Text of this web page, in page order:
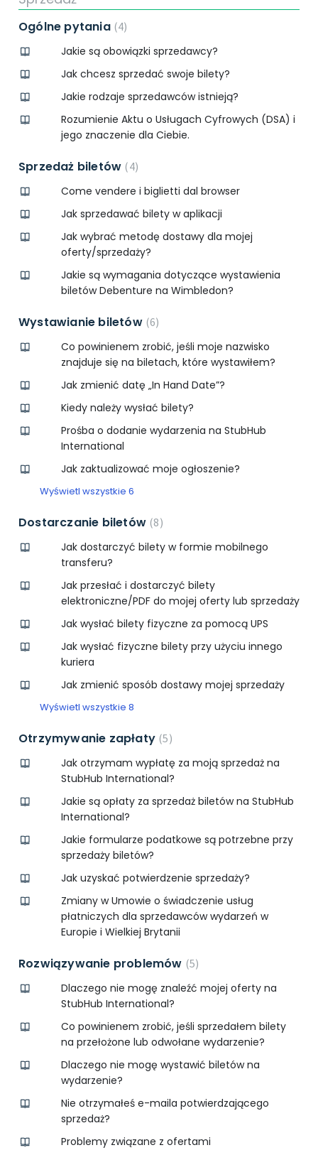
Ogólne pytania 4
Jakie są obowiązki sprzedawcy?
Jak chcesz sprzedać swoje bilety?
Jakie rodzaje sprzedawców istnieją?
Rozumienie Aktu o Usługach Cyfrowych (DSA) i
jego znaczenie dla Ciebie.
Sprzedaż biletów 4
Come vendere i biglietti dal browser
Jak sprzedawać bilety w aplikacji
Jak wybrać metodę dostawy dla mojej
oferty/sprzedaży?
Jakie są wymagania dotyczące wystawienia
biletów Debenture na Wimbledon?
Wystawianie biletów 6
Co powinienem zrobić, jeśli moje nazwisko
znajduje się na biletach, które wystawiłem?
Jak zmienić datę „In Hand Date”?
Kiedy należy wysłać bilety?
Prośba o dodanie wydarzenia na StubHub
International
Jak zaktualizować moje ogłoszenie?
Wyświetl wszystkie 6
Dostarczanie biletów 8
Jak dostarczyć bilety w formie mobilnego
transferu?
Jak przesłać i dostarczyć bilety
elektroniczne/PDF do mojej oferty lub sprzedaży
Jak wysłać bilety fizyczne za pomocą UPS
Jak wysłać fizyczne bilety przy użyciu innego
kuriera
Jak zmienić sposób dostawy mojej sprzedaży
Wyświetl wszystkie 8
Otrzymywanie zapłaty 5
Jak otrzymam wypłatę za moją sprzedaż na
StubHub International?
Jakie są opłaty za sprzedaż biletów na StubHub
International?
Jakie formularze podatkowe są potrzebne przy
sprzedaży biletów?
Jak uzyskać potwierdzenie sprzedaży?
Zmiany w Umowie o świadczenie usług
płatniczych dla sprzedawców wydarzeń w
Europie i Wielkiej Brytanii
Rozwiązywanie problemów 5
Dlaczego nie mogę znaleźć mojej oferty na
StubHub International?
Co powinienem zrobić, jeśli sprzedałem bilety
na przełożone lub odwołane wydarzenie?
Dlaczego nie mogę wystawić biletów na
wydarzenie?
Nie otrzymałeś e-maila potwierdzającego
sprzedaż?
Problemy związane z ofertami